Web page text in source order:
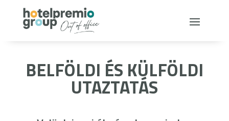
BELFÖLDI ÉS KÜLFÖLDI
UTAZTATÁS